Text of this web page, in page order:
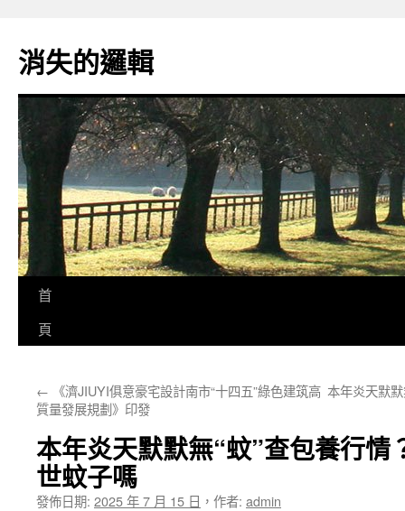
主
要
消失的邏輯
首
頁
← 《濟JIUYI俱意豪宅設計南市“十四五”綠色建筑高
質量發展規劃》印發
本年炎天默
本年炎天默默無“蚊”查包養行情
世蚊子嗎
發佈日期: 2025 年 7 月 15 日 ， 作者: admin